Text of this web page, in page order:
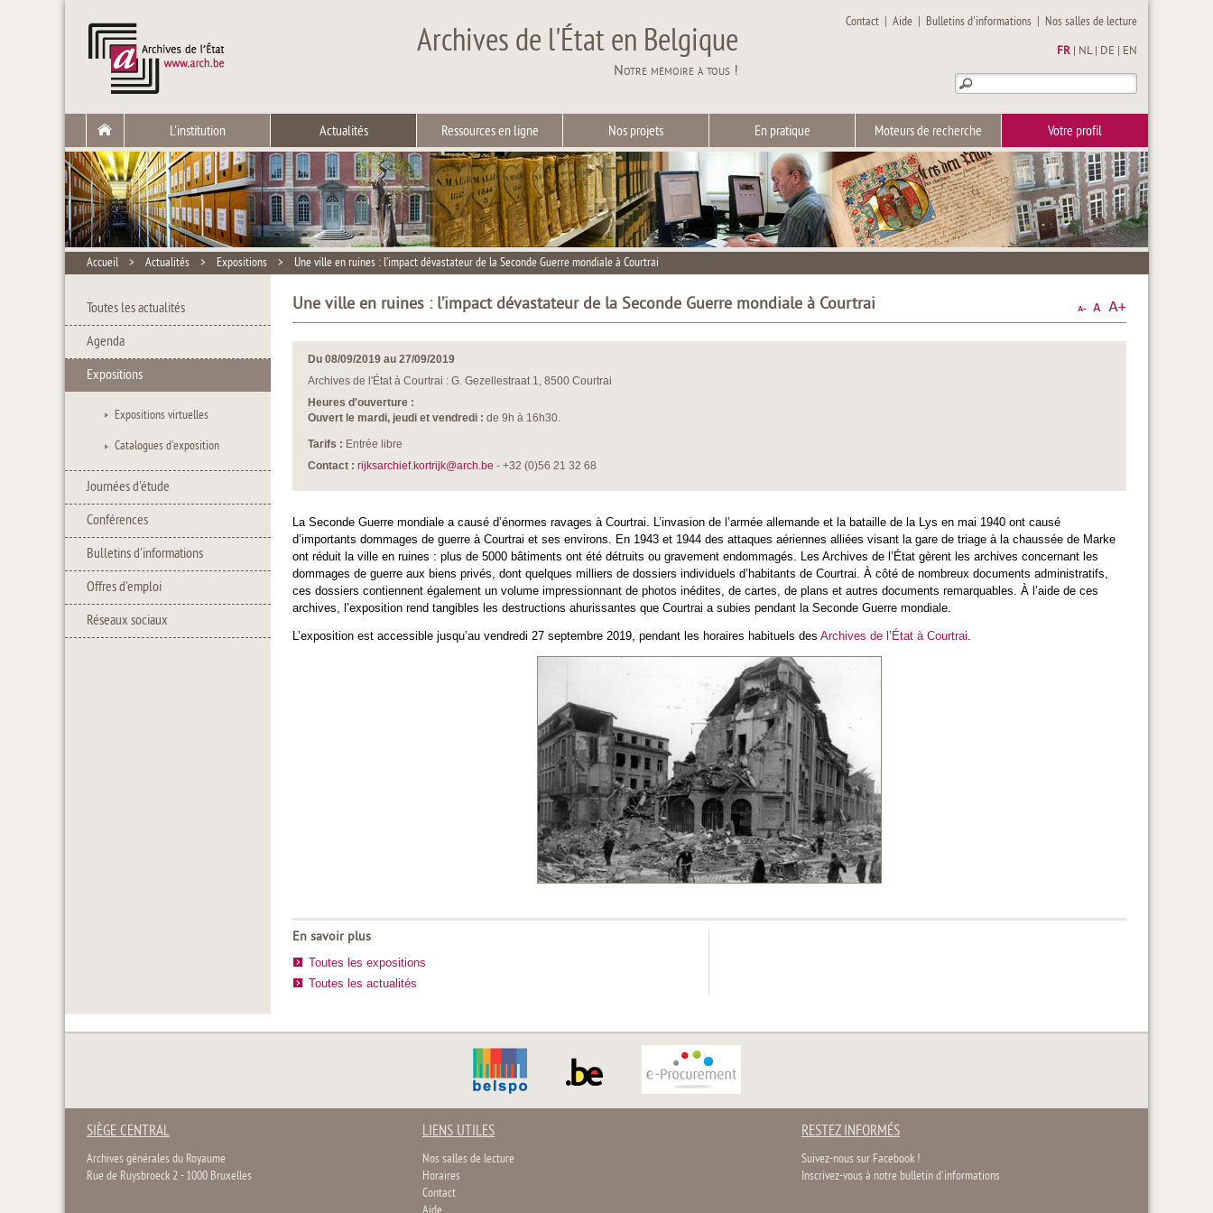
Archives de l'État en Belgique
Notre mémoire à tous !
Contact |Aide | Bulletins d'informations | Nos salles de lecture
FR NL| DE EN
L'institution Actualités Ressources en ligne Nos projets En pratique Moteurs de recherche Votre profil
Accueil > Actualités > Expositions > Une ville en ruines : l’impact dévastateur de la Seconde Guerre mondiale à Courtrai
Toutes les actualités
Agenda
Expositions
Expositions virtuelles
Catalogues d'exposition
Journées d'étude
Conférences
Bulletins d'informations
Offres d'emploi
Réseaux sociaux
Une ville en ruines : l’impact dévastateur de la Seconde Guerre mondiale à Courtrai
Du 08/09/2019 au 27/09/2019
Archives de l'État à Courtrai : G. Gezellestraat 1, 8500 Courtrai
Heures d'ouverture :
Ouvert le mardi, jeudi et vendredi : de 9h à 16h30.
Tarifs : Entrée libre
Contact : rijksarchief.kortrijk@arch.be - +32 (0)56 21 32 68
La Seconde Guerre mondiale a causé d’énormes ravages à Courtrai. L’invasion de l’armée allemande et la bataille de la Lys en mai 1940 ont causé
d’importants dommages de guerre à Courtrai et ses environs. En 1943 et 1944 des attaques aériennes alliées visant la gare de triage à la chaussée de Marke
ont réduit la ville en ruines : plus de 5000 bâtiments ont été détruits ou gravement endommagés. Les Archives de l’État gèrent les archives concernant les
dommages de guerre aux biens privés, dont quelques milliers de dossiers individuels d’habitants de Courtrai. À côté de nombreux documents administratifs,
ces dossiers contiennent également un volume impressionnant de photos inédites, de cartes, de plans et autres documents remarquables. À l’aide de ces
archives, l’exposition rend tangibles les destructions ahurissantes que Courtrai a subies pendant la Seconde Guerre mondiale.
L’exposition est accessible jusqu’au vendredi 27 septembre 2019, pendant les horaires habituels des Archives de l’État à Courtrai.
En savoir plus
Toutes les expositions
Toutes les actualités
SIÈGE CENTRAL
Archives générales du Royaume
Rue de Ruysbroeck 2 - 1000 Bruxelles
LIENS UTILES
Nos salles de lecture
Horaires
Contact
RESTEZ INFORMÉS
Suivez-nous sur Facebook !
Inscrivez-vous à notre bulletin d'informations